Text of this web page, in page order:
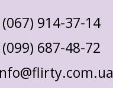
(067) 914-37-14
(099) 687-48-72